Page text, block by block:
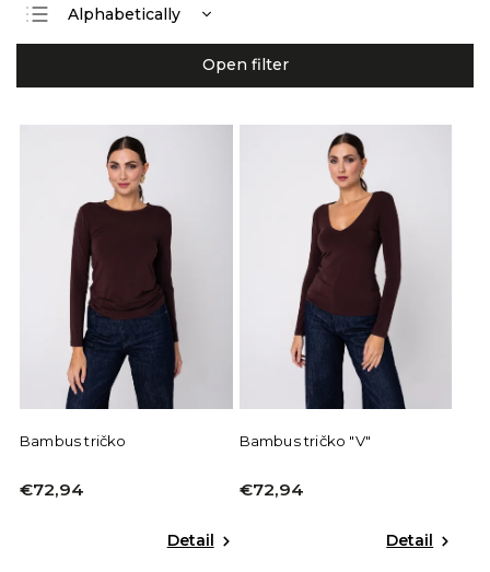
We recommend
Least expensive
Bestsellers
Alphabetically
Open filter
Bambus tričko
€72,94
Detail
Bambus tričko "V"
€72,94
Detail